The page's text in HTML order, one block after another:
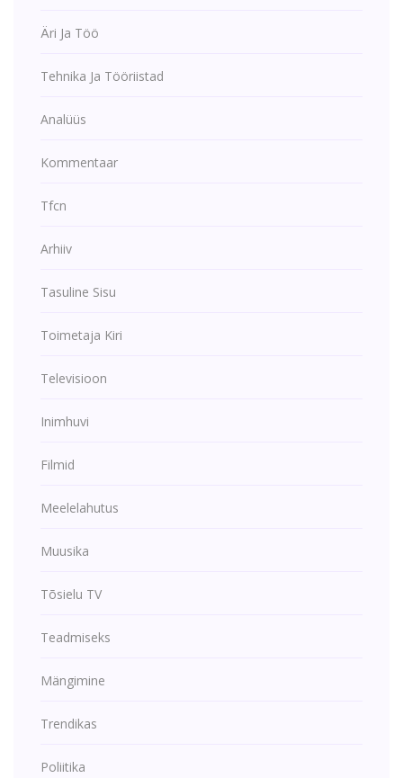
Äri Ja Töö
Tehnika Ja Tööriistad
Analüüs
Kommentaar
Tfcn
Arhiiv
Tasuline Sisu
Toimetaja Kiri
Televisioon
Inimhuvi
Filmid
Meelelahutus
Muusika
Tõsielu TV
Teadmiseks
Mängimine
Trendikas
Poliitika